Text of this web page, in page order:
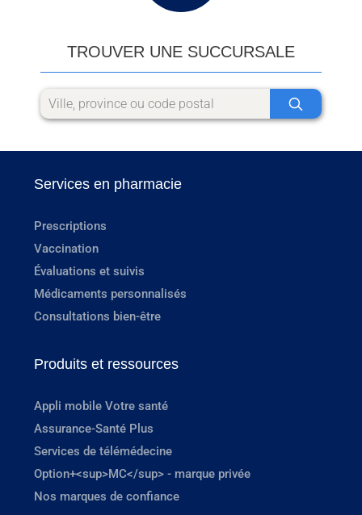
TROUVER UNE SUCCURSALE
Services en pharmacie
Prescriptions
Vaccination
Évaluations et suivis
Médicaments personnalisés
Consultations bien-être
Produits et ressources
Appli mobile Votre santé
Assurance-Santé Plus
Services de télémédecine
Option+<sup>MC</sup> - marque privée
Nos marques de confiance